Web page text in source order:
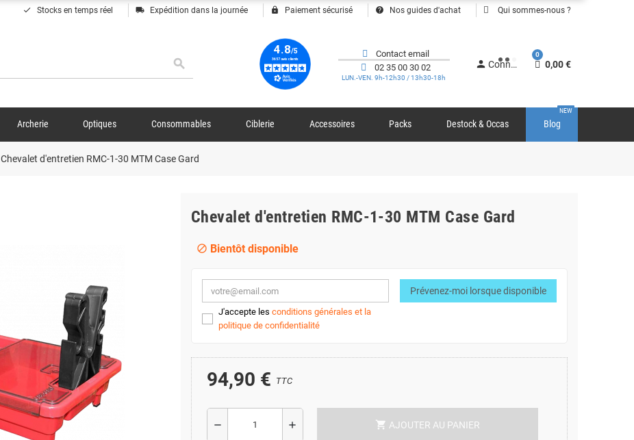
done Stocks en temps réel local_shipping Expédition dans la journée lock Paiement sécurisé help Nos guides d'achat Qui sommes-nous ?
search
Contact email
02 35 00 30 02
LUN.-VEN. 9h-12h30 / 13h30-18h
person Connexion
0
0,00 €
Archerie Optiques Consommables Ciblerie Accessoires Packs Destock & Occas Blog
NEW
Chevalet d'entretien RMC-1-30 MTM Case Gard
Chevalet d'entretien RMC-1-30 MTM Case Gard
block Bientôt disponible
J'accepte les conditions générales et la
politique de confidentialité
Prévenez-moi lorsque disponible
94,90 € TTC
remove add shopping_cart AJOUTER AU PANIER